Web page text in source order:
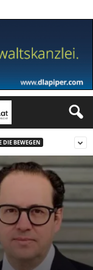
DIE BEWEGEN